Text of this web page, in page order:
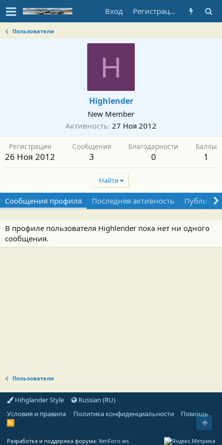
Вход Регистрация
Пользователи
H
Highlender
New Member
Активность 27 Ноя 2012
Регистрация
26 Ноя 2012
Сообщения
3
Благодарности
0
Баллы
1
Найти
Сообщения профиля Последняя активность
В профиле пользователя Highlender пока нет ни одного
сообщения.
Пользователи
Hihglander Style
Russian (RU)
Условия и правила
Политика конфиденциальности Помощь
R
Разработка и поддержка форума: XenForo.ws